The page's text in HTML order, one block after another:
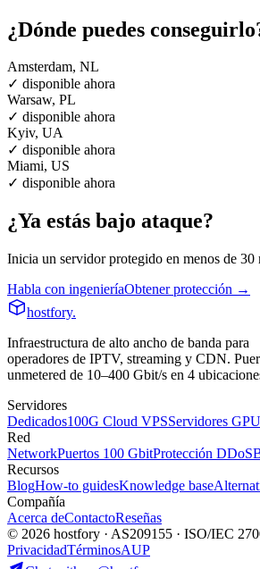
¿Dónde puedes
Amsterdam, NL
✓ disponible ahora
Warsaw, PL
✓ disponible ahora
Kyiv, UA
✓ disponible ahora
Miami, US
✓ disponible ahora
¿Ya estás bajo ataque?
Inicia un servidor protegido en menos de
Habla con ingenieríaObtener protección →
hostfory.
Infraestructura de alto ancho de banda para
operadores de IPTV, streaming y CDN.
unmetered de 10–400 Gbit/s en 4
Servidores
Dedicados100G Cloud VPSServidores GPU
Red
NetworkPuertos 100 GbitProtección DDoS
Recursos
BlogHow-to guidesKnowledge base
Compañía
Acerca deContactoReseñas
© 2026 hostfory · AS209155 · ISO/IEC
PrivacidadTérminosAUP